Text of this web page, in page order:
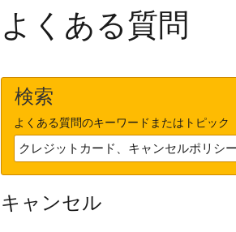
よくある質問
検索
よくある質問のキーワードまたはトピック
キャンセル